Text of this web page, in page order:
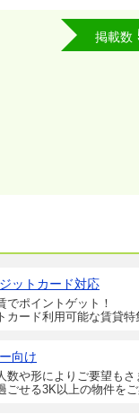
掲載数
ットカード対応
でポイントゲット！
カード利用可能な賃貸特
向け
数や形によりご要望もさ
ごせる3K以上の物件を